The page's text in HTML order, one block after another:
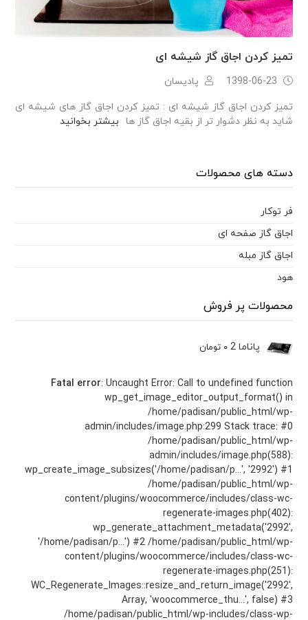
تمیز کردن اجاق گاز شیشه ای
1398-06-23
پادیسان
تمیز کردن اجاق گاز شیشه ای : تمیز کردن اجاق گاز های شیشه ای
شاید به نظر دشوار تر از بقیه اجاق گاز ها بیشتر بخوانید
دسته های محصولات
فر توکار
اجاق گاز صفحه ای
اجاق گاز مبله
هود
محصولات پر فروش
پاناما 2 ۰ تومان
Fatal error: Uncaught Error: Call to undefined function
wp_get_image_editor_output_format() in
/home/padisan/public_html/wp-
admin/includes/image.php:299 Stack trace: #0
/home/padisan/public_html/wp-
admin/includes/image.php(588):
wp_create_image_subsizes('/home/padisan/p...', '2992') #1
/home/padisan/public_html/wp-
content/plugins/woocommerce/includes/class-wc-
regenerate-images.php(402):
wp_generate_attachment_metadata('2992',
'/home/padisan/p...') #2 /home/padisan/public_html/wp-
content/plugins/woocommerce/includes/class-wc-
regenerate-images.php(251):
WC_Regenerate_Images::resize_and_return_image('2992',
Array, 'woocommerce_thu...', false) #3
/home/padisan/public_html/wp-includes/class-wp-